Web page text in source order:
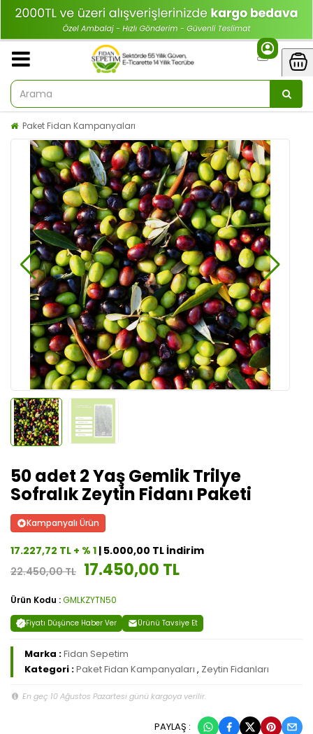
Paket Fidan Kampanyaları
50 adet 2 Yaş Gemlik Trilye
Sofralık Zeytin Fidanı Paketi
Kampanyalı Ürün
17.227,72 TL + % 1 | 5.000,00 TL İndirim
22.450,00 TL 17.450,00 TL
Ürün Kodu :GMLKZYTN50
Fiyatı Düşünce Haber Ver Ürünü Tavsiye Et
Marka :Fidan Sepetim
Kategori :Paket Fidan Kampanyaları , Zeytin Fidanları
En geç 10 Ağustos Pazartesi günü kargoya verilir.
PAYLAŞ :